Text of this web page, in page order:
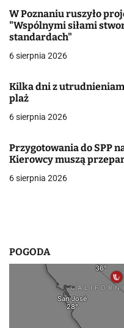
a
c
j
a
w
i
s
W Poznaniu ruszyło
"Wspólnymi siłami
standardach"
6 sierpnia 2026
Kilka dni z
plaż
6 sierpnia 2026
Przygotowania do SPP
Kierowcy muszą
6 sierpnia 2026
POGODA